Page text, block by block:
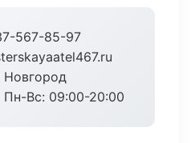
567-85-97
Новгород
Пн-Вс: 09:00-20:00